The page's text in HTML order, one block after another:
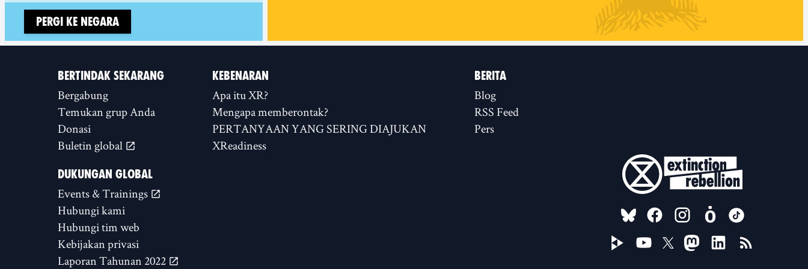
Pergi ke negara
BERTINDAK SEKARANG
Bergabung
Temukan grup Anda
Donasi
Buletin global
KEBENARAN
Apa itu XR?
Mengapa memberontak?
PERTANYAAN YANG SERING DIAJUKAN
XReadiness
BERITA
Blog
RSS Feed
Pers
DUKUNGAN GLOBAL
Events & Trainings
Hubungi kami
Hubungi tim web
Kebijakan privasi
Laporan Tahunan 2022
FOLLOW US ON